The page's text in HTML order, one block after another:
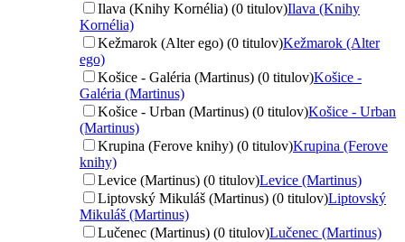
Ilava (Knihy Kornélia) (0 titulov)Ilava (Knihy
Kornélia)
Kežmarok (Alter ego) (0 titulov)Kežmarok (Alter
ego)
Košice - Galéria (Martinus) (0 titulov)Košice -
Galéria (Martinus)
Košice - Urban (Martinus) (0 titulov)Košice - Urban
(Martinus)
Krupina (Ferove knihy) (0 titulov)Krupina (Ferove
knihy)
Levice (Martinus) (0 titulov)Levice (Martinus)
Liptovský Mikuláš (Martinus) (0 titulov)Liptovský
Mikuláš (Martinus)
Lučenec (Martinus) (0 titulov)Lučenec (Martinus)